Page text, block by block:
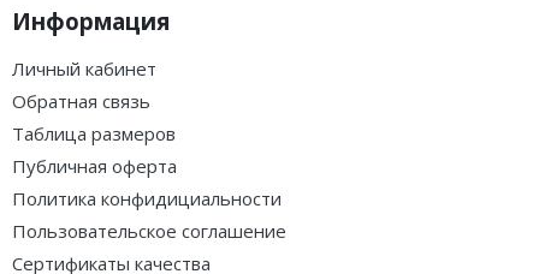
Информация
Личный кабинет
Обратная связь
Таблица размеров
Публичная оферта
Политика конфидициальности
Пользовательское соглашение
Сертификаты качества